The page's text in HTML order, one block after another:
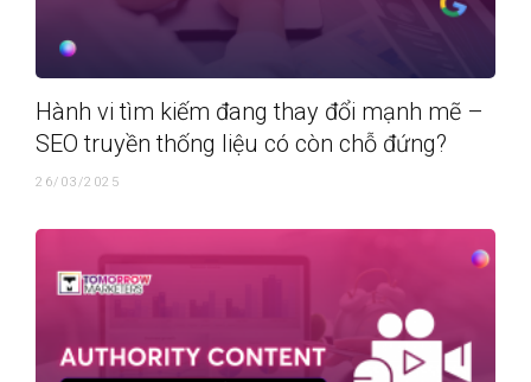
Hành vi tìm kiếm đang thay đổi mạnh mẽ –
SEO truyền thống liệu có còn chỗ đứng?
26/03/2025